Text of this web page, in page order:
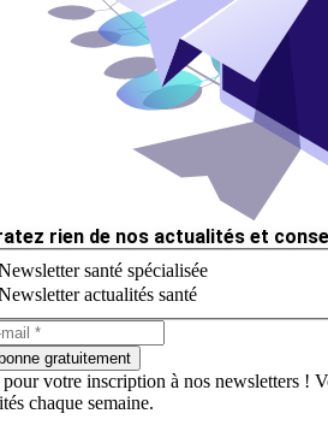
rien de nos actualités et
santé spécialisée
actualités santé
gratuitement
votre inscription à nos newsletters !
chaque semaine.